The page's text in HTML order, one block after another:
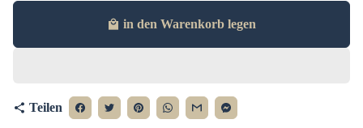
local_mall in den Warenkorb legen
share Teilen